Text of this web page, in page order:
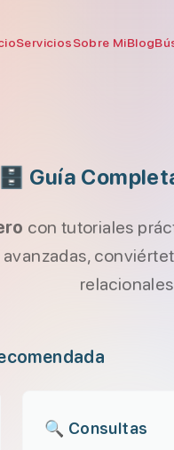
ServiciosSobre MiBlog
🗄️ Guía
con tutoriales
🔍 Consultas